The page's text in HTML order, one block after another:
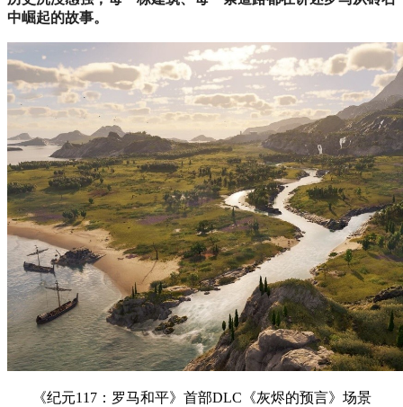
中崛起的故事。
《纪元117：罗马和平》首部DLC《灰烬的预言》场景